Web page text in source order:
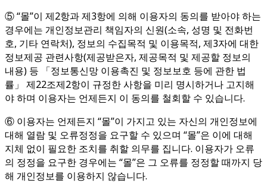
⑤ “몰”이 제2항과 제3항에 의해 이용자의 동의를 받아야 하는
경우에는 개인정보관리 책임자의 신원(소속, 성명 및 전화번
호, 기타 연락처), 정보의 수집목적 및 이용목적, 제3자에 대한
정보제공 관련사항(제공받은자, 제공목적 및 제공할 정보의
내용) 등 「정보통신망 이용촉진 및 정보보호 등에 관한 법
률」 제22조제2항이 규정한 사항을 미리 명시하거나 고지해
야 하며 이용자는 언제든지 이 동의를 철회할 수 있습니다.
⑥ 이용자는 언제든지 “몰”이 가지고 있는 자신의 개인정보에
대해 열람 및 오류정정을 요구할 수 있으며 “몰”은 이에 대해
지체 없이 필요한 조치를 취할 의무를 집니다. 이용자가 오류
의 정정을 요구한 경우에는 “몰”은 그 오류를 정정할 때까지 당
해 개인정보를 이용하지 않습니다.